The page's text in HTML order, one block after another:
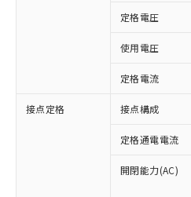
定格電圧
使用電圧
定格電流
接点定格 接点構成
定格通電電流
開閉能力(AC)
ご利用条件
以下の条件をお読みい
ご利用ください。
本サービスは、当
商品の当社在庫状
(税抜)を提供させ
当社制御機器事
対応予定：EU RoHS指
有に対応した製品に切
対応予定なし：EU
非含有に非対応の商品
調査・確認中：EU
非含有の対応状況を調
非該当品：ライセンス
害物質有無と関係のな
仕入先様の事情により
「○」：最大均質材料
基準値以下であること
「×」：最大均質材料